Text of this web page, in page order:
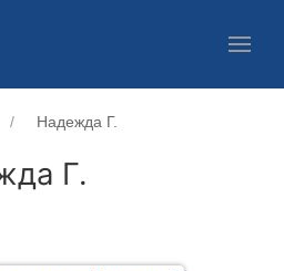
Надежда Г.
Г.